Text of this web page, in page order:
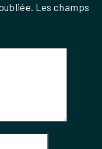
Les champs